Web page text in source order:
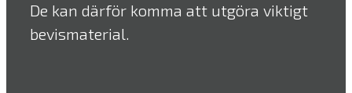
De kan därför komma att utgöra viktigt
bevismaterial.